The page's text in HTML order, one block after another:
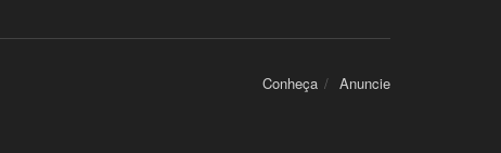
Conheça Anuncie